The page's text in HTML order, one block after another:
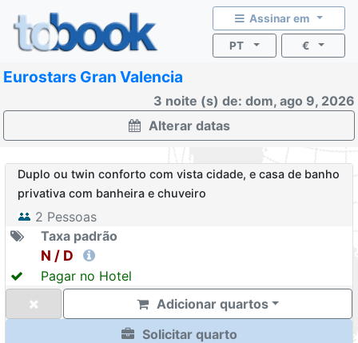
Assinar em
PT €
Eurostars Gran Valencia
3 noite (s) de: dom, ago 9, 2026
Alterar datas
Duplo ou twin conforto com vista cidade, e casa de banho
privativa com banheira e chuveiro
2 Pessoas
Taxa padrão
N / D
Pagar no Hotel
Adicionar quartos
Solicitar quarto